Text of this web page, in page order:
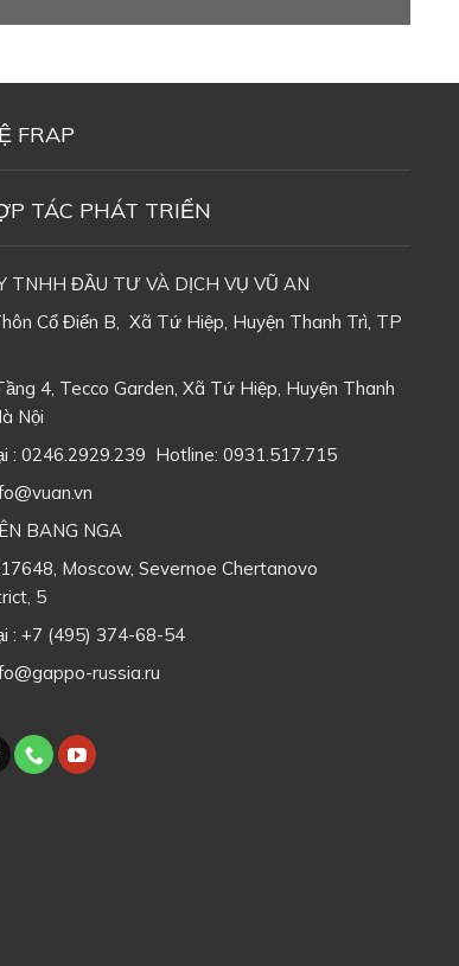
FRAP
TÁC PHÁT TRIỂN
TNHH ĐẦU TƯ VÀ DỊCH VỤ VŨ AN
Cổ Điển B, Xã Tứ Hiệp, Huyện Thanh Trì, TP
4, Tecco Garden, Xã Tứ Hiệp, Huyện Thanh
Nội
: 0246.2929.239 Hotline: 0931.517.715
BANG NGA
Moscow, Severnoe Chertanovo
5
: +7 (495) 374-68-54
russia.ru